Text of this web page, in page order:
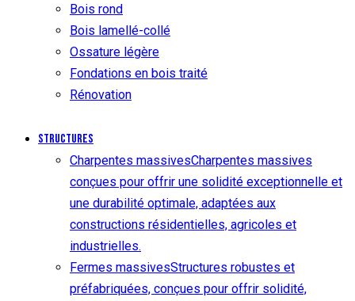
Bois rond
Bois lamellé-collé
Ossature légère
Fondations en bois traité
Rénovation
Structures
Charpentes massivesCharpentes massives
conçues pour offrir une solidité exceptionnelle et
une durabilité optimale, adaptées aux
constructions résidentielles, agricoles et
industrielles.
Fermes massivesStructures robustes et
préfabriquées, conçues pour offrir solidité,